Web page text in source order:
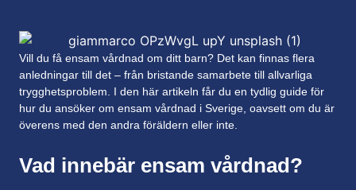
Vill du få ensam vårdnad om ditt barn? Det kan finnas flera
anledningar till det – från bristande samarbete till allvarliga
trygghetsproblem. I den här artikeln får du en tydlig guide för
hur du ansöker om ensam vårdnad i Sverige, oavsett om du är
överens med den andra föräldern eller inte.
Vad innebär ensam vårdnad?